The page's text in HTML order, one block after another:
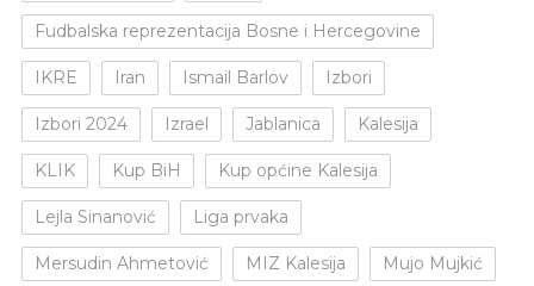
Fudbalska reprezentacija Bosne i Hercegovine
IKRE Iran Ismail Barlov Izbori
Izbori 2024 Izrael Jablanica Kalesija
KLIK Kup BiH Kup općine Kalesija
Lejla Sinanović Liga prvaka
Mersudin Ahmetović MIZ Kalesija Mujo Mujkić